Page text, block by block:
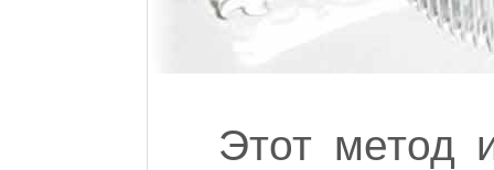
Этот метод